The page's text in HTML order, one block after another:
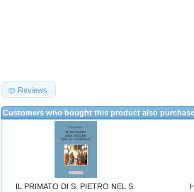
Reviews
Customers who bought this product also
IL PRIMATO DI S. PIETRO NEL S.